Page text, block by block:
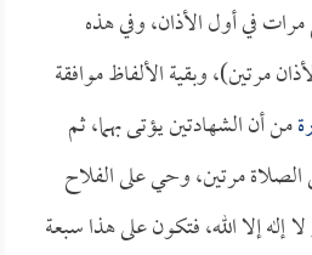
في أول الأذان، وفي هذه
مرتين)، وبقية الألفاظ موافقة
من أن الشهادتين يؤتى بهما، ثم
مرتين، وحي على الفلاح
لا إله إلا الله، فتكون على هذا سبعة